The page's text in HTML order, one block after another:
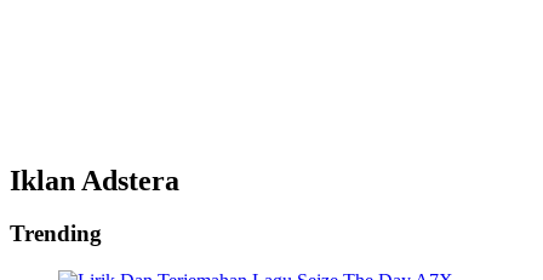
Iklan Adstera
Trending